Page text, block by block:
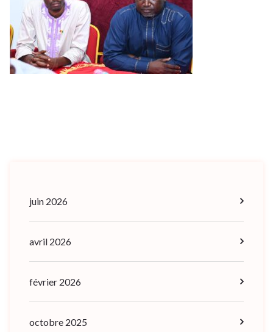
juin 2026
avril 2026
février 2026
octobre 2025